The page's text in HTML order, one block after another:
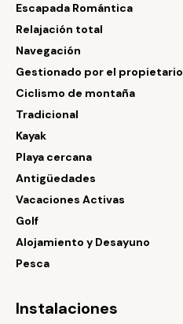
Escapada Romántica
Relajación total
Navegación
Gestionado por el propietario
Ciclismo de montaña
Tradicional
Kayak
Playa cercana
Antigüedades
Vacaciones Activas
Golf
Alojamiento y Desayuno
Pesca
Instalaciones